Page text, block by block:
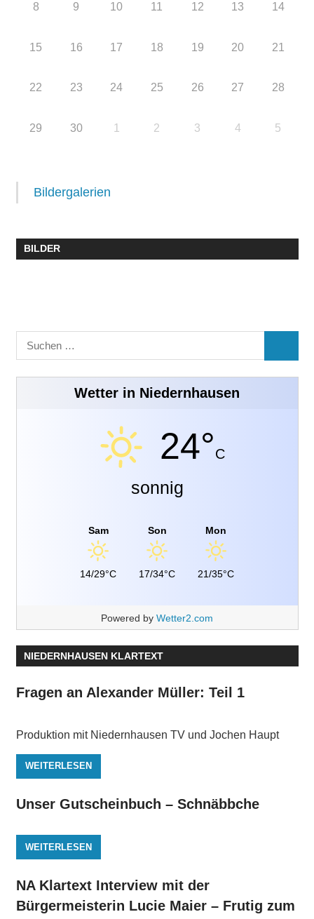
8 9 10 11 12 13 14
15 16 17 18 19 20 21
22 23 24 25 26 27 28
29 30 1 2 3 4 5
Bildergalerien
BILDER
Suchen
nach:
Wetter in Niedernhausen
24°C
sonnig
Sam
14/29°C
Son
17/34°C
Mon
21/35°C
Powered by Wetter2.com
NIEDERNHAUSEN KLARTEXT
Fragen an Alexander Müller: Teil 1
Produktion mit Niedernhausen TV und Jochen Haupt
WEITERLESEN
Unser Gutscheinbuch – Schnäbbche
WEITERLESEN
NA Klartext Interview mit der
Bürgermeisterin Lucie Maier – Frutig zum